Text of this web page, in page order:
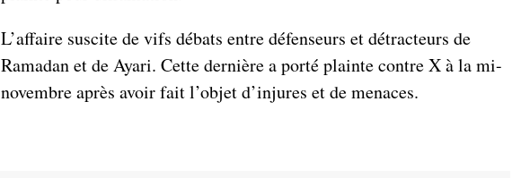
L’affaire suscite de vifs débats entre défenseurs et détracteurs de
Ramadan et de Ayari. Cette dernière a porté plainte contre X à la mi-
novembre après avoir fait l’objet d’injures et de menaces.